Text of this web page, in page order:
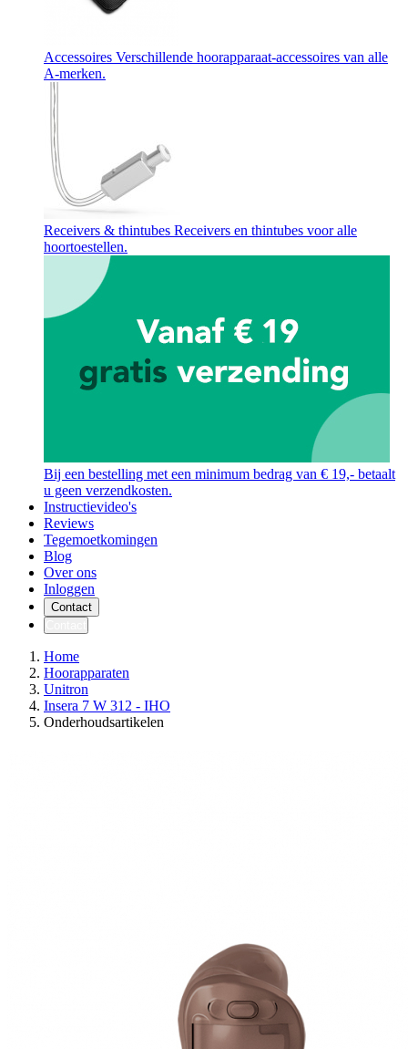
Accessoires Verschillende hoorapparaat-accessoires van alle
A-merken.
Receivers & thintubes Receivers en thintubes voor alle
hoortoestellen.
Bij een bestelling met een minimum bedrag van € 19,- betaalt
u geen verzendkosten.
Instructievideo's
Reviews
Tegemoetkomingen
Blog
Over ons
Inloggen
Contact
Home
Hoorapparaten
Unitron
Insera 7 W 312 - IHO
Onderhoudsartikelen